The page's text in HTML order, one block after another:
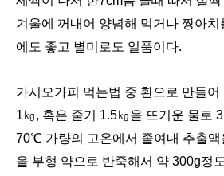
겨울에 꺼내어 양념해 먹거나 짱아
에도 좋고 별미로도 일품이다.
가시오가피 먹는법 중 환으로 만들어
1㎏, 혹은 줄기 1.5㎏을 뜨거운 물로
70℃ 가량의 고온에서 졸여내 추출액
을 부형 약으로 반죽해서 약 300g정